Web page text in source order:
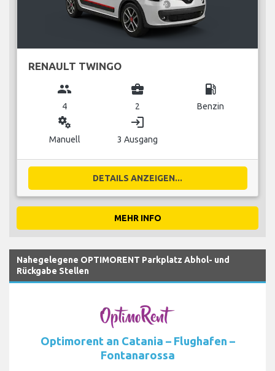
RENAULT TWINGO
group
4
business_center
2
local_gas_station
Benzin
miscellaneous_services
Manuell
login
3 Ausgang
DETAILS ANZEIGEN...
MEHR INFO
Nahegelegene OPTIMORENT Parkplatz Abhol- und
Rückgabe Stellen
Optimorent an Catania – Flughafen –
Fontanarossa